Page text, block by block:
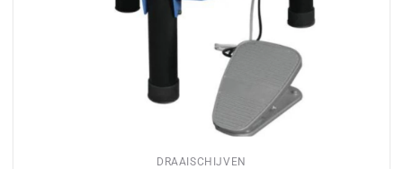
DRAAISCHIJVEN